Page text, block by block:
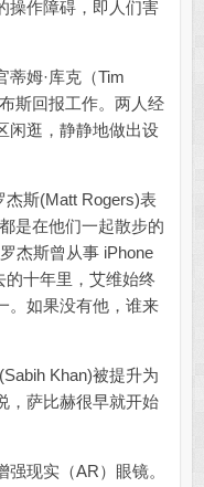
操作障碍，即人们害
姆·库克（Tim
斯回报工作。两人经
闲逛，静静地做出设
斯(Matt Rogers)表
是在他们一起散步的
杰斯曾从事 iPhone
的十年里，艾维始终
。如果没有他，谁来
Khan)被提升为
，萨比赫很早就开始
现实（AR）眼镜。